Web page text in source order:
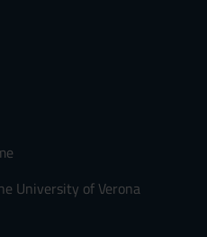
University of Verona